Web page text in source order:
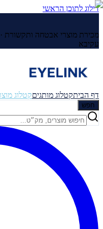
דילוג לתוכן הראשי
מכירת מוצרי אבטחה ותקשורת ·
עקיבא
דף הביתקטלוג מותגיםקטלוג
חפש